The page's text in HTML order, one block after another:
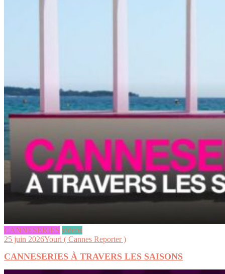
CANNESERIES videos
25 juin 2026Youri ( Cannes Reporter )
CANNESERIES À TRAVERS LES SAISONS